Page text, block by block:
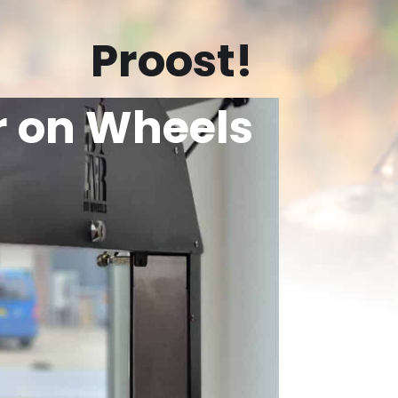
Proost!
on Wheels